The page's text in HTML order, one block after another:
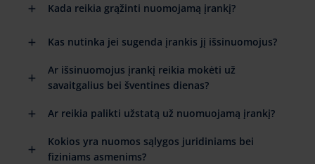
Kada reikia grąžinti nuomojamą įrankį?
Kas nutinka jei sugenda įrankis jį išsinuomojus?
Ar išsinuomojus įrankį reikia mokėti už
savaitgalius bei šventines dienas?
Ar reikia palikti užstatą už nuomuojamą įrankį?
Kokios yra nuomos sąlygos juridiniams bei
fiziniams asmenims?